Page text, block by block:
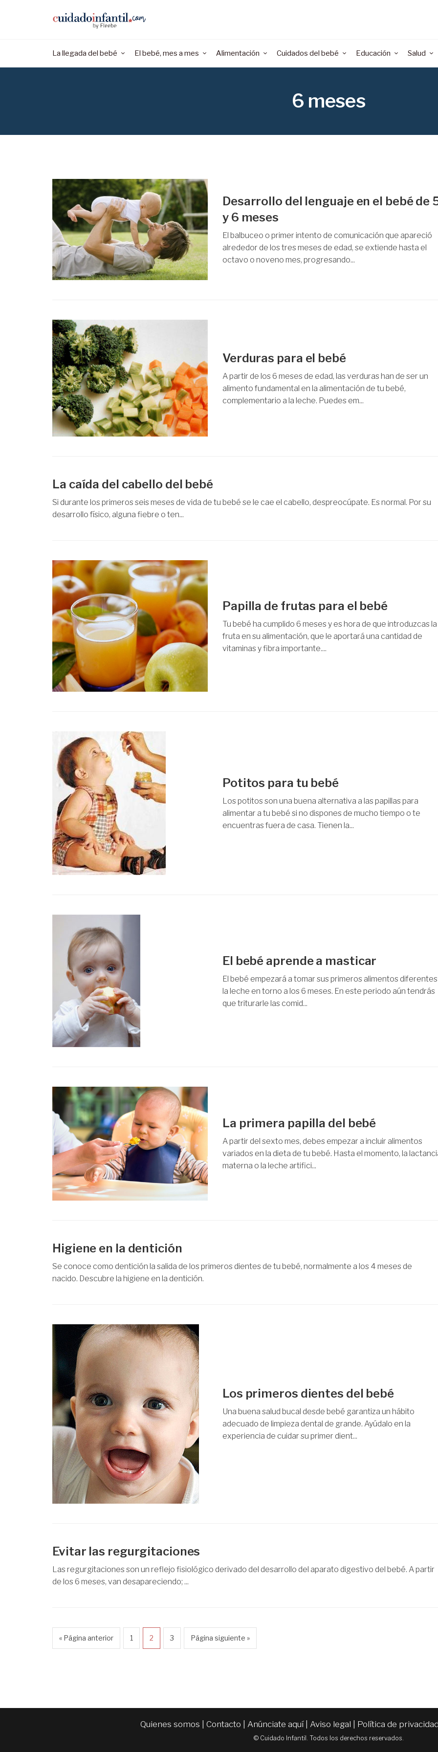
La llegada del bebé El bebé, mes a mes Alimentación Cuidados del bebé Educación Salud
6 meses
Desarrollo del lenguaje en el bebé de
y 6 meses
El balbuceo o primer intento de comunicación que apareció
alrededor de los tres meses de edad, se extiende hasta el
octavo o noveno mes, progresando...
Verduras para el bebé
A partir de los 6 meses de edad, las verduras han de ser un
alimento fundamental en la alimentación de tu bebé,
complementario a la leche. Puedes em...
La caída del cabello del bebé
Si durante los primeros seis meses de vida de tu bebé se le cae el cabello, despreocúpate. Es normal. Por su
desarrollo físico, alguna fiebre o ten...
Papilla de frutas para el bebé
Tu bebé ha cumplido 6 meses y es hora de que introduzcas la
fruta en su alimentación, que le aportará una cantidad de
vitaminas y fibra importante....
Potitos para tu bebé
Los potitos son una buena alternativa a las papillas para
alimentar a tu bebé si no dispones de mucho tiempo o te
encuentras fuera de casa. Tienen la...
El bebé aprende a masticar
El bebé empezará a tomar sus primeros alimentos
la leche en torno a los 6 meses. En este periodo aún tendrás
que triturarle las comid...
La primera papilla del bebé
A partir del sexto mes, debes empezar a incluir alimentos
variados en la dieta de tu bebé. Hasta el momento, la
materna o la leche artifici...
Higiene en la dentición
Se conoce como dentición la salida de los primeros dientes de tu bebé, normalmente a los 4 meses de
nacido. Descubre la higiene en la dentición.
Los primeros dientes del bebé
Una buena salud bucal desde bebé garantiza un hábito
adecuado de limpieza dental de grande. Ayúdalo en la
experiencia de cuidar su primer dient...
Evitar las regurgitaciones
Las regurgitaciones son un reflejo fisiológico derivado del desarrollo del aparato digestivo del bebé. A partir
de los 6 meses, van desapareciendo; ...
« Página anterior 1 2 3 Página siguiente »
Quienes somos Contacto Anúnciate aquí| Aviso legal Política de
© Cuidado Infantil. Todos los derechos reservados.